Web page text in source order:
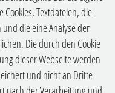
Textdateien, die
die eine Analyse der
Die durch den Cookie
dieser Webseite werden
und nicht an Dritte